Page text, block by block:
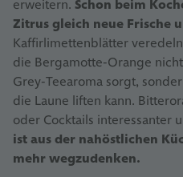
erweitern. Schon beim
Zitrus gleich neue Frische
Kaffirlimettenblätter
die Bergamotte-Orange
Grey-Teearoma sorgt,
die Laune liften kann.
oder Cocktails interessanter
ist aus der nahöstlichen
mehr wegzudenken.